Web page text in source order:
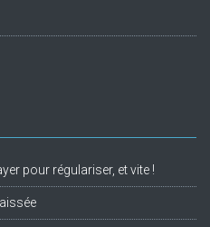
pour régulariser, et vite !